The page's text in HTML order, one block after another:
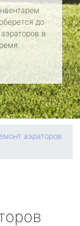
до
в
аэраторов